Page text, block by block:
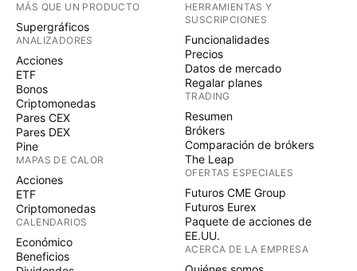
MÁS QUE UN PRODUCTO
Supergráficos
ANALIZADORES
Acciones
ETF
Bonos
Criptomonedas
Pares CEX
Pares DEX
Pine
MAPAS DE CALOR
Acciones
ETF
Criptomonedas
CALENDARIOS
Económico
Beneficios
HERRAMIENTAS Y
SUSCRIPCIONES
Funcionalidades
Precios
Datos de mercado
Regalar planes
TRADING
Resumen
Brókers
Comparación de brókers
The Leap
OFERTAS ESPECIALES
Futuros CME Group
Futuros Eurex
Paquete de acciones de
EE.UU.
ACERCA DE LA EMPRESA